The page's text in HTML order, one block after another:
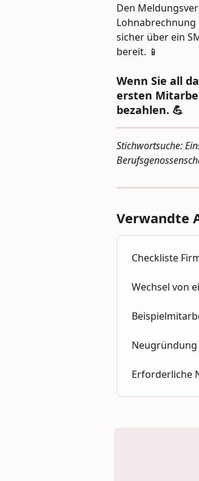
Den
sicher über ein
bereit. 📱
Wenn Sie all
ersten
bezahlen. 💪
Stichwortsuche:
Verwandte
Checkliste
Wechsel von
Neugründung
Erforderliche